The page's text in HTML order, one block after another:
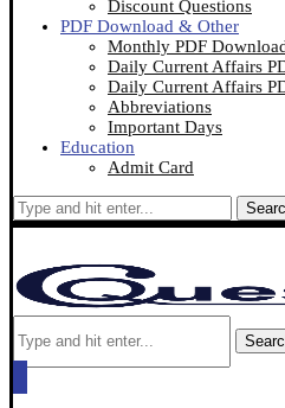
Discount Questions
PDF Download & Other
Monthly PDF
Daily Current Affairs
Daily Current Affairs
Abbreviations
Important Days
Education
Admit Card